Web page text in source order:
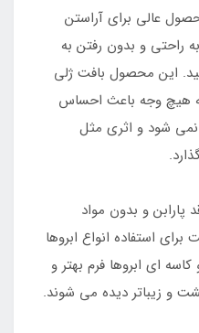
عالی برای آراستن
راحتی و بدون رفتن به
این محصول بافت ژلی
هیچ وجه باعث احساس
شود و اثری مثل
پارابن و بدون مواد
استفاده انواع ابروها
ای ابروها فرم بهتر و
و زیباتر دیده می شوند.